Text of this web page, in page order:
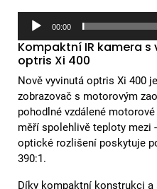
00:00
Kompaktní IR kamera
optris Xi 400
Nově vyvinutá optris Xi 400
zobrazovač s motorovým
pohodlné vzdálené
měří spolehlivě teploty mezi
optické rozlišení poskytuje
390:1.
Díky kompaktní konstrukci